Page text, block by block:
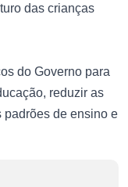
das crianças
do Governo para
reduzir as
padrões de ensino e